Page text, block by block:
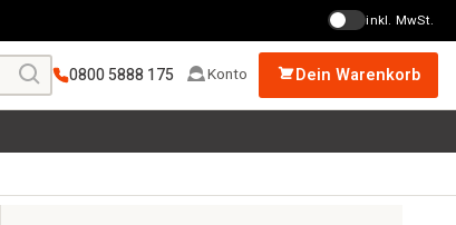
inkl. MwSt.
0800 5888 175 Konto Dein Warenkorb